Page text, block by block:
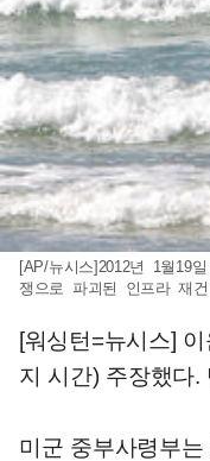
[AP/뉴시스]2012년 1월19
쟁으로 파괴된 인프라 재
[워싱턴=뉴시스]
지 시간) 주장했다
미군 중부사령부